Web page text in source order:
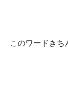
このワードきち